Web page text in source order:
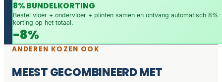
8% BUNDELKORTING
Bestel vloer + ondervloer + plinten samen en ontvang automatisch 8%
korting op het totaal.
-8%
ANDEREN KOZEN OOK
MEEST GECOMBINEERD MET